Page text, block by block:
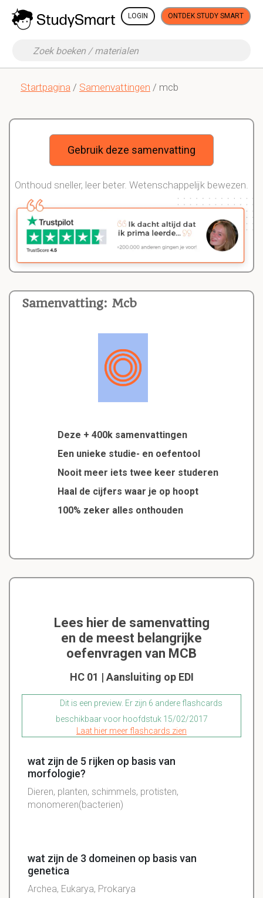
LOGIN ONTDEK STUDY SMART
Startpagina / Samenvattingen / mcb
Samenvatting: Mcb
Deze + 400k samenvattingen
Een unieke studie- en oefentool
Nooit meer iets twee keer studeren
Haal de cijfers waar je op hoopt
100% zeker alles onthouden
Gebruik deze samenvatting
Onthoud sneller, leer beter. Wetenschappelijk bewezen.
Lees hier de samenvatting
en de meest belangrijke
oefenvragen van MCB
HC 01 | Aansluiting op EDI
Dit is een preview. Er zijn 6 andere flashcards
beschikbaar voor hoofdstuk 15/02/2017
Laat hier meer flashcards zien
wat zijn de 5 rijken op basis van
morfologie?
Dieren, planten, schimmels, protisten,
monomeren(bacterien)
wat zijn de 3 domeinen op basis van
genetica
Archea, Eukarya, Prokarya